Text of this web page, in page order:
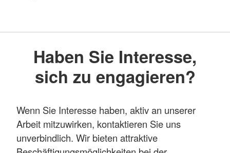
Haben Sie Interesse,
sich zu engagieren?
Wenn Sie Interesse haben, aktiv an unserer
Arbeit mitzuwirken, kontaktieren Sie uns
unverbindlich. Wir bieten attraktive